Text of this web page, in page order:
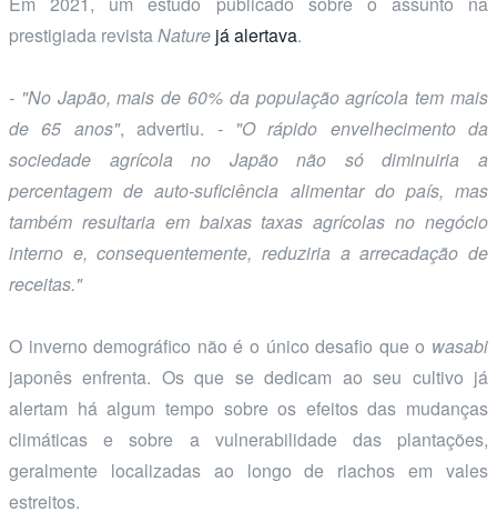
prestigiada revistaNature já alertava.
- "No Japão, mais de 60% da população agrícola tem mais
de 65 anos", advertiu. - "O rápido envelhecimento da
sociedade agrícola no Japão não só diminuiria a
percentagem de auto-suficiência alimentar do país, mas
também resultaria em baixas taxas agrícolas no negócio
interno e, consequentemente, reduziria a arrecadação de
receitas."
O inverno demográfico não é o único desafio que o wasabi
japonês enfrenta. Os que se dedicam ao seu cultivo já
alertam há algum tempo sobre os efeitos das mudanças
climáticas e sobre a vulnerabilidade das plantações,
geralmente localizadas ao longo de riachos em vales
estreitos.